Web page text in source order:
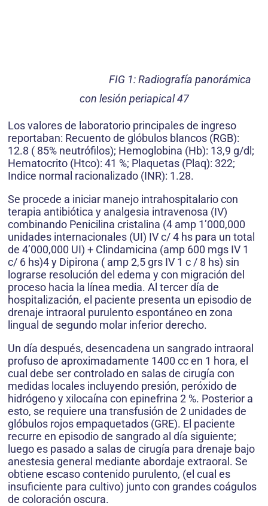
FIG 1: Radiografía panorámica
con lesión periapical 47
Los valores de laboratorio principales de ingreso
reportaban: Recuento de glóbulos blancos (RGB):
12.8 ( 85% neutrófilos); Hemoglobina (Hb): 13,9 g/dl;
Hematocrito (Htco): 41 %; Plaquetas (Plaq): 322;
Indice normal racionalizado (INR): 1.28.
Se procede a iniciar manejo intrahospitalario con
terapia antibiótica y analgesia intravenosa (IV)
combinando Penicilina cristalina (4 amp 1’000,000
unidades internacionales (UI) IV c/ 4 hs para un total
de 4’000,000 UI) + Clindamicina (amp 600 mgs IV 1
c/ 6 hs)4 y Dipirona ( amp 2,5 grs IV 1 c / 8 hs) sin
lograrse resolución del edema y con migración del
proceso hacia la línea media. Al tercer día de
hospitalización, el paciente presenta un episodio de
drenaje intraoral purulento espontáneo en zona
lingual de segundo molar inferior derecho.
Un día después, desencadena un sangrado intraoral
profuso de aproximadamente 1400 cc en 1 hora, el
cual debe ser controlado en salas de cirugía con
medidas locales incluyendo presión, peróxido de
hidrógeno y xilocaína con epinefrina 2 %. Posterior a
esto, se requiere una transfusión de 2 unidades de
glóbulos rojos empaquetados (GRE). El paciente
recurre en episodio de sangrado al día siguiente;
luego es pasado a salas de cirugía para drenaje bajo
anestesia general mediante abordaje extraoral. Se
obtiene escaso contenido purulento, (el cual es
insuficiente para cultivo) junto con grandes coágulos
de coloración oscura.